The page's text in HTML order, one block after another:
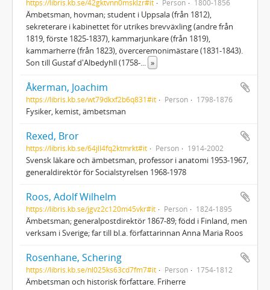
https://libris.kb.se/42gktvnn0msklzr#it Person 1800-1856
Ämbetsman, hovman; student i Uppsala (från 1812),
sekreterare i kabinettet för utrikes brevväxling (andre från
1819, förste 1825-1837), kammarjunkare (från 1819),
kammarherre (från 1823), överceremonimästare (1831-1843).
Son till Gustaf d'Albedyhll (1758-... »
Åkerman, Joachim
https://libris.kb.se/wt79dkxf2b6q831#it Person 1798-1876
Fysiker, kemist, ämbetsman
Rexed, Bror
https://libris.kb.se/64jll4fq2ktmrkt#it Person 1914-2002
Svensk läkare och ämbetsman, professor i anatomi 1953-1967,
generaldirektör för Socialstyrelsen 1968-1978
Roos, Adolf Wilhelm
https://libris.kb.se/jgvz2c120m45vkr#it Person 1824-1895
Ämbetsman; generalpostdirektör 1867-89; född i Finland, men
verksam i Sverige; far till bl.a. författarinnan Anna Maria Roos
Rosenhane, Schering
https://libris.kb.se/nl025ks63cd7fm7#it Person 1754-1812
Ämbetsman och historisk författare. Friherre